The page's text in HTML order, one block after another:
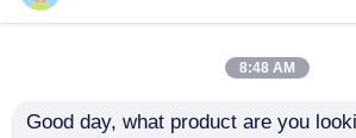
टैंक पॉलिशिंग मशीन
8:48 AM
Good day, what product are you